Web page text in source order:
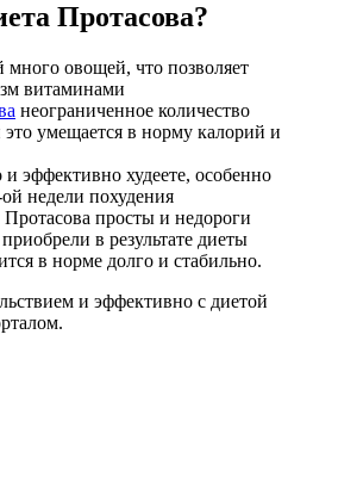
Протасова?
овощей, что позволяет
витаминами
неограниченное количество
это умещается в норму калорий и
эффективно худеете, особенно
недели похудения
просты и недороги
в результате диеты
в норме долго и стабильно.
и эффективно с диетой